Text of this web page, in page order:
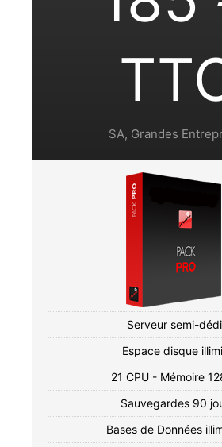
SA, Grandes
Serveur semi-
Espace disque
21 CPU - Mémoire
Sauvegardes 90
Bases de Données